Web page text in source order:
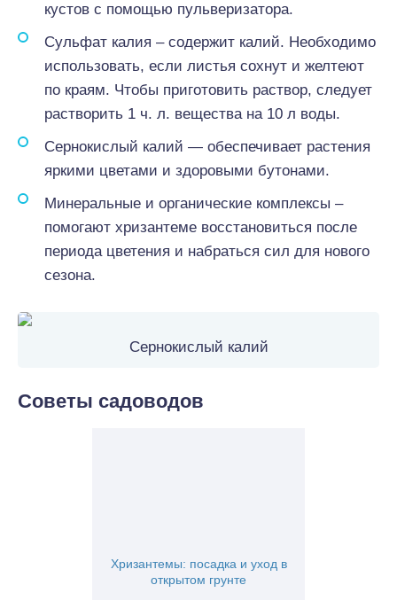
кустов с помощью пульверизатора.
Сульфат калия – содержит калий. Необходимо
использовать, если листья сохнут и желтеют
по краям. Чтобы приготовить раствор, следует
растворить 1 ч. л. вещества на 10 л воды.
Сернокислый калий ― обеспечивает растения
яркими цветами и здоровыми бутонами.
Минеральные и органические комплексы –
помогают хризантеме восстановиться после
периода цветения и набраться сил для нового
сезона.
Сернокислый калий
Советы садоводов
Хризантемы: посадка и уход в
открытом грунте